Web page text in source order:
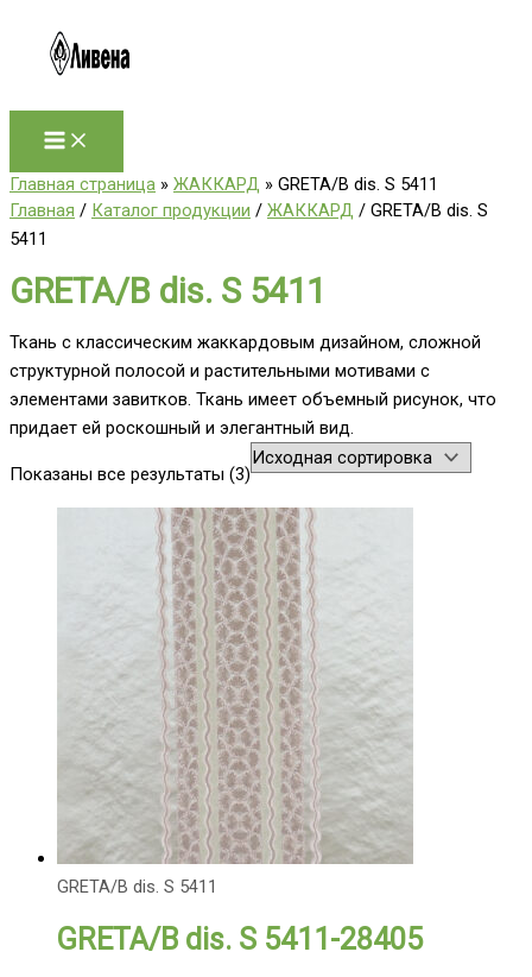
содержимому
Главная страница » ЖАККАРД » GRETA/B dis. S 5411
Главная / Каталог продукции / ЖАККАРД / GRETA/B dis. S
5411
GRETA/B dis. S 5411
Ткань с классическим жаккардовым дизайном, сложной
структурной полосой и растительными мотивами с
элементами завитков. Ткань имеет объемный рисунок, что
придает ей роскошный и элегантный вид.
Показаны все результаты (3)
GRETA/B dis. S 5411
GRETA/B dis. S 5411-28405